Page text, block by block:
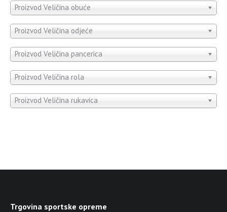
Proizvod Veličina obuće
Proizvod Veličina odjeće
Proizvod Veličina pancerica
Proizvod Veličina rola
Proizvod Veličina rukavica
Trgovina sportske opreme